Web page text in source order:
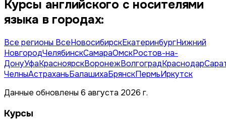
Курсы английского с носителями
языка в городах:
Все регионы ВсеНовосибирскЕкатеринбургНижний
НовгородЧелябинскСамараОмскРостов-на-
ДонуУфаКрасноярскВоронежВолгоградКраснодар
ЧелныАстраханьБалашихаБрянскПермьИркутск
Данные обновлены 6 августа 2026 г.
Курсы